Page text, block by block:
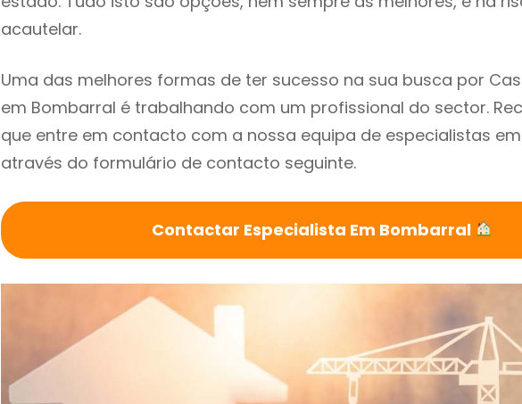
acautelar.
Uma das melhores formas de ter sucesso na sua busca por
em Bombarral é trabalhando com um profissional do sector.
que entre em contacto com a nossa equipa de especialistas
através do formulário de contacto seguinte.
Contactar Especialista Em Bombarral